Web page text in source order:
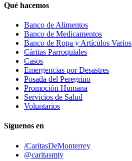
Qué hacemos
Banco de Alimentos
Banco de Medicamentos
Banco de Ropa y Artículos Varios
Cáritas Parroquiales
Casos
Emergencias por Desastres
Posada del Peregrino
Promoción Humana
Servicios de Salud
Voluntarios
Síguenos en
/CaritasDeMonterrey
@caritasmty